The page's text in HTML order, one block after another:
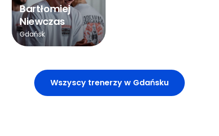
Bartłomiej
Niewczas
Gdańsk
Wszyscy trenerzy w Gdańsku